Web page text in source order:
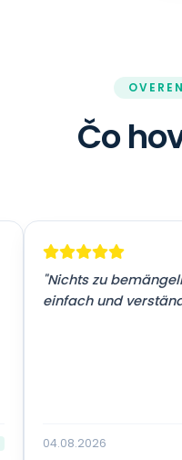
Čo
"Nichts zu
einfach und
04.08.2026